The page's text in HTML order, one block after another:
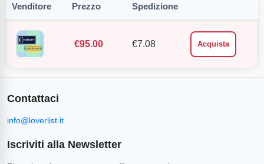
Venditore Prezzo Spedizione
€95.00 €7.08 Acquista
Contattaci
info@loverlist.it
Iscriviti alla Newsletter